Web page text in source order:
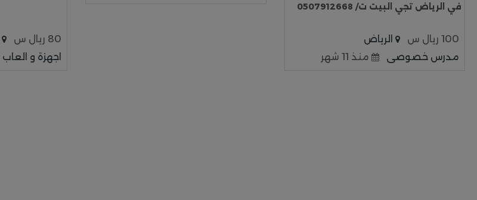
في الرياض تجي البيت ت/ 0507912668
100 ريال س
الرياض
مدرس خصوصى
منذ 11 شهر
80 ريال س
اجهزة و العاب